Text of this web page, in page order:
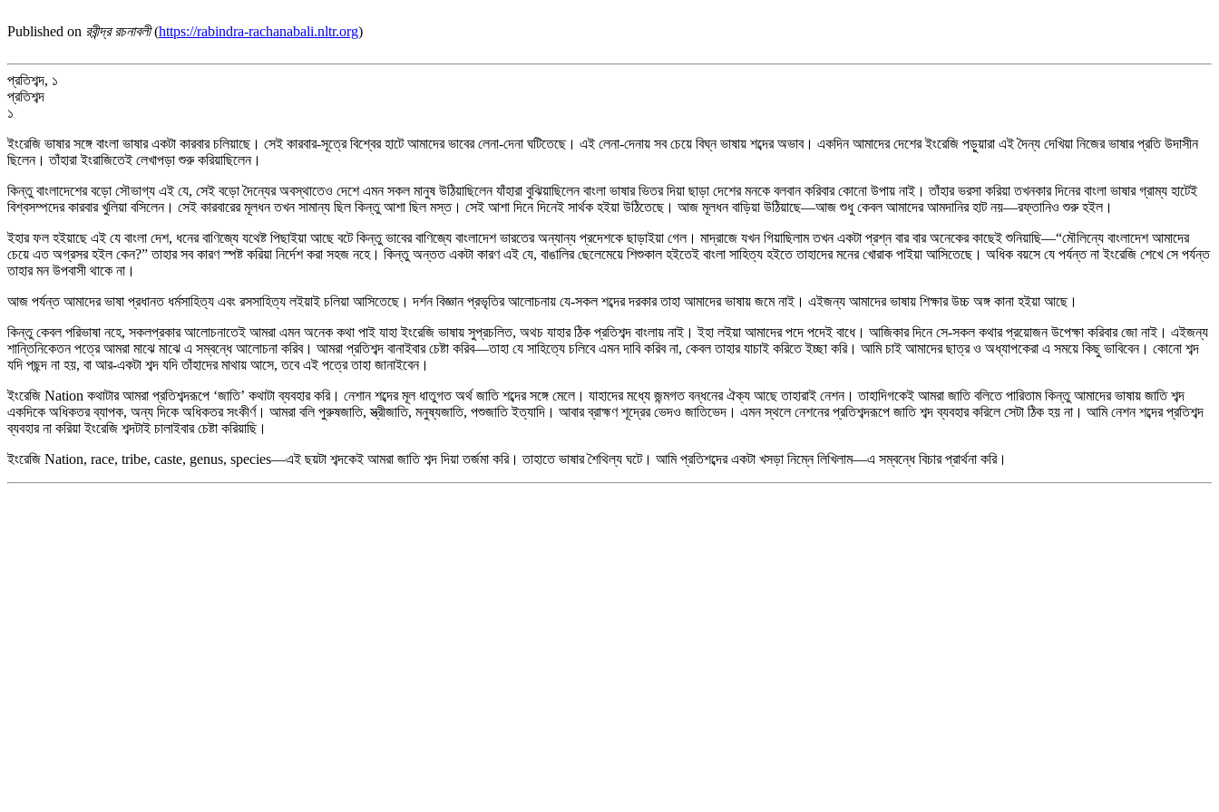
Published on রবীন্দ্র রচনাবলী(https://rabindra-rachanabali.nltr.org)
প্রতিশব্দ, ১
প্রতিশব্দ
১
ইংরেজি ভাষার সঙ্গে বাংলা ভাষার একটা কারবার চলিয়াছে। সেই কারবার-সূত্রে বিশ্বের হাটে আমাদের ভাবের লেনা-দেনা ঘটিতেছে। এই লেনা-দেনায় সব চেয়ে বিঘ্ন ভাষায় শব্দের অভাব। একদিন আমাদের দেশের ইংরেজি পড়ুয়ারা এই দৈন্য দেখিয়া নিজের ভাষার প্রতি উদাসীন
ছিলেন। তাঁহারা ইংরাজিতেই লেখাপড়া শুরু করিয়াছিলেন।
কিন্তু বাংলাদেশের বড়ো সৌভাগ্য এই যে, সেই বড়ো দৈন্যের অবস্থাতেও দেশে এমন সকল মানুষ উঠিয়াছিলেন যাঁহারা বুঝিয়াছিলেন বাংলা ভাষার ভিতর দিয়া ছাড়া দেশের মনকে বলবান করিবার কোনো উপায় নাই। তাঁহার ভরসা করিয়া তখনকার দিনের বাংলা ভাষার গ্রাম্য হাটেই
বিশ্বসম্পদের কারবার খুলিয়া বসিলেন। সেই কারবারের মূলধন তখন সামান্য ছিল কিন্তু আশা ছিল মস্ত। সেই আশা দিনে দিনেই সার্থক হইয়া উঠিতেছে। আজ মূলধন বাড়িয়া উঠিয়াছে—আজ শুধু কেবল আমাদের আমদানির হাট নয়—রফ্‌তানিও শুরু হইল।
ইহার ফল হইয়াছে এই যে বাংলা দেশ, ধনের বাণিজ্যে যথেষ্ট পিছাইয়া আছে বটে কিন্তু ভাবের বাণিজ্যে বাংলাদেশ ভারতের অন্যান্য প্রদেশকে ছাড়াইয়া গেল। মাদ্রাজে যখন গিয়াছিলাম তখন একটা প্রশ্ন বার বার অনেকের কাছেই শুনিয়াছি—“মৌলিন্যে বাংলাদেশ আমাদের
চেয়ে এত অগ্রসর হইল কেন?” তাহার সব কারণ স্পষ্ট করিয়া নির্দেশ করা সহজ নহে। কিন্তু অন্তত একটা কারণ এই যে, বাঙালির ছেলেমেয়ে শিশুকাল হইতেই বাংলা সাহিত্য হইতে তাহাদের মনের খোরাক পাইয়া আসিতেছে। অধিক বয়সে যে পর্যন্ত না ইংরেজি শেখে সে পর্যন্ত
তাহার মন উপবাসী থাকে না।
আজ পর্যন্ত আমাদের ভাষা প্রধানত ধর্মসাহিত্য এবং রসসাহিত্য লইয়াই চলিয়া আসিতেছে। দর্শন বিজ্ঞান প্রভৃতির আলোচনায় যে-সকল শব্দের দরকার তাহা আমাদের ভাষায় জমে নাই। এইজন্য আমাদের ভাষায় শিক্ষার উচ্চ অঙ্গ কানা হইয়া আছে।
কিন্তু কেবল পরিভাষা নহে, সকলপ্রকার আলোচনাতেই আমরা এমন অনেক কথা পাই যাহা ইংরেজি ভাষায় সুপ্রচলিত, অথচ যাহার ঠিক প্রতিশব্দ বাংলায় নাই। ইহা লইয়া আমাদের পদে পদেই বাধে। আজিকার দিনে সে-সকল কথার প্রয়োজন উপেক্ষা করিবার জো নাই। এইজন্য
শান্তিনিকেতন পত্রে আমরা মাঝে মাঝে এ সম্বন্ধে আলোচনা করিব। আমরা প্রতিশব্দ বানাইবার চেষ্টা করিব—তাহা যে সাহিত্যে চলিবে এমন দাবি করিব না, কেবল তাহার যাচাই করিতে ইচ্ছা করি। আমি চাই আমাদের ছাত্র ও অধ্যাপকেরা এ সময়ে কিছু ভাবিবেন। কোনো শব্দ
যদি পছন্দ না হয়, বা আর-একটা শব্দ যদি তাঁহাদের মাথায় আসে, তবে এই পত্রে তাহা জানাইবেন।
ইংরেজি Nation কথাটার আমরা প্রতিশব্দরূপে ‘জাতি’ কথাটা ব্যবহার করি। নেশান শব্দের মূল ধাতুগত অর্থ জাতি শব্দের সঙ্গে মেলে। যাহাদের মধ্যে জন্মগত বন্ধনের ঐক্য আছে তাহারাই নেশন। তাহাদিগকেই আমরা জাতি বলিতে পারিতাম কিন্তু আমাদের ভাষায় জাতি শব্দ
একদিকে অধিকতর ব্যাপক, অন্য দিকে অধিকতর সংকীর্ণ। আমরা বলি পুরুষজাতি, স্ত্রীজাতি, মনুষ্যজাতি, পশুজাতি ইত্যাদি। আবার ব্রাহ্মণ শূদ্রের ভেদও জাতিভেদ। এমন স্থলে নেশনের প্রতিশব্দরূপে জাতি শব্দ ব্যবহার করিলে সেটা ঠিক হয় না। আমি নেশন শব্দের প্রতিশব্দ
ব্যবহার না করিয়া ইংরেজি শব্দটাই চালাইবার চেষ্টা করিয়াছি।
ইংরেজি Nation, race, tribe, caste, genus, species—এই ছয়টা শব্দকেই আমরা জাতি শব্দ দিয়া তর্জমা করি। তাহাতে ভাষার শৈথিল্য ঘটে। আমি প্রতিশব্দের একটা খসড়া নিম্নে লিখিলাম—এ সম্বন্ধে বিচার প্রার্থনা করি।